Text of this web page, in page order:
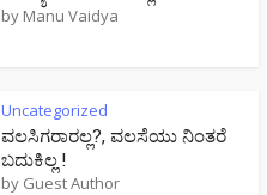
by Manu Vaidya
Uncategorized
ವಲಸಿಗರಾರಲ್ಲ?, ವಲಸೆಯು ನಿಂತರೆ
ಬದುಕಿಲ್ಲ !
by Guest Author